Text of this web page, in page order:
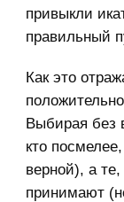
привыкли
правильный
Как это
Выбирая без
кто
верной), а
принимают